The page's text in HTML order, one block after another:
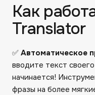
Как
Translator
✅ Автоматическое
вводите текст
начинается!
фразы на более